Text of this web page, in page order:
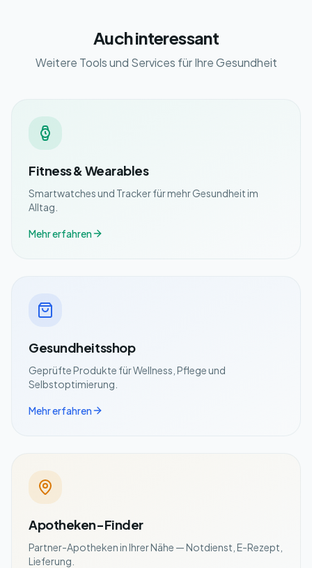
Auch interessant
Weitere Tools und Services für Ihre Gesundheit
Fitness & Wearables
Smartwatches und Tracker für mehr Gesundheit im
Alltag.
Mehr erfahren
Gesundheitsshop
Geprüfte Produkte für Wellness, Pflege und
Selbstoptimierung.
Mehr erfahren
Apotheken-Finder
Partner-Apotheken in Ihrer Nähe — Notdienst, E-Rezept,
Lieferung.